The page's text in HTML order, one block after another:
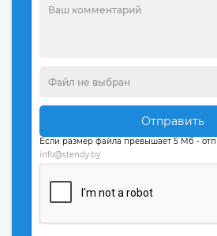
Отправить
Если размер файла превышает 5 Мб -
info@stendy.by